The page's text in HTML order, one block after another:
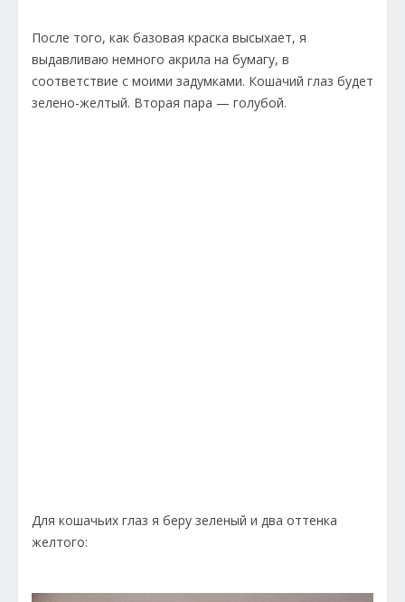
После того, как базовая краска высыхает, я
выдавливаю немного акрила на бумагу, в
соответствие с моими задумками. Кошачий глаз будет
зелено-желтый. Вторая пара — голубой.
Для кошачьих глаз я беру зеленый и два оттенка
желтого: